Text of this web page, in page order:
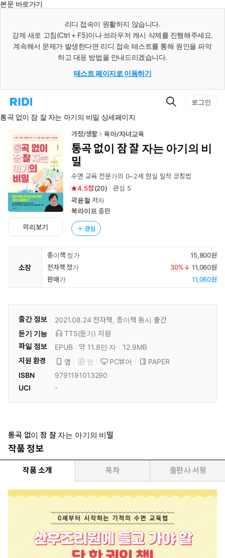
본문 바로가기
리디 접속이 원활하지 않습니다.
강제 새로 고침(Ctrl + F5)이나 브라우저 캐시 삭제를 진행해주세요.
계속해서 문제가 발생한다면 리디 접속 테스트를 통해 원인을 파악
하고 대응 방법을 안내드리겠습니다.
테스트 페이지로 이동하기
리
홈
로
이
동
검
로그인
통곡 없이 잠 잘 자는 아기의 비밀 상세페이지
미리보기
가정/생활 육아/자녀교육
통곡 없이 잠 잘 자는 아기의 비
밀
수면 교육 전문가의 0~2세 현실 밀착 코칭법
4.5
(20) 관심 5
곽윤철 저자
북라이프 출판
관심
소장
종이책 정가
15,800원
전자책 정가
30%↓ 11,060원
판매가
11,060원
출간 정보 2021.08.24 전자책, 종이책 동시 출간
듣기 기능
TTS(듣기) 지원
파일 정보
EPUB 약 11.8만 자
12.9MB
지원 환경
앱 웹 PC뷰어
PAPER
ISBN
9791191013290
UCI
-
통곡 없이 잠 잘 자는 아기의 비밀
작품 정보
작품 소개 목차 출판사 서평